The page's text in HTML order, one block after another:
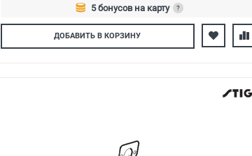
5 бонусов на карту
?
Авторизуйтесь
ДОБАВИТЬ В КОРЗИНУ